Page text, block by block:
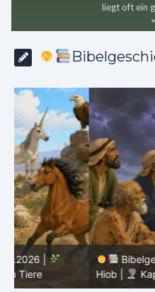
liegt oft ein
*
Bibelgeschichten
Hiob |
Kap.38 – Gott